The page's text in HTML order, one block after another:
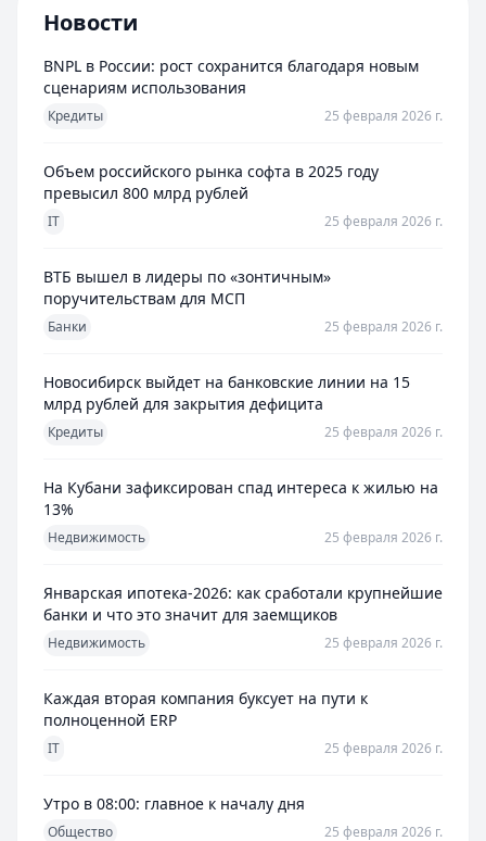
Новости
BNPL в России: рост сохранится благодаря новым
сценариям использования
Кредиты 25 февраля 2026 г.
Объем российского рынка софта в 2025 году
превысил 800 млрд рублей
IT 25 февраля 2026 г.
ВТБ вышел в лидеры по «зонтичным»
поручительствам для МСП
Банки 25 февраля 2026 г.
Новосибирск выйдет на банковские линии на 15
млрд рублей для закрытия дефицита
Кредиты 25 февраля 2026 г.
На Кубани зафиксирован спад интереса к жилью на
13%
Недвижимость 25 февраля 2026 г.
Январская ипотека-2026: как сработали крупнейшие
банки и что это значит для заемщиков
Недвижимость 25 февраля 2026 г.
Каждая вторая компания буксует на пути к
полноценной ERP
IT 25 февраля 2026 г.
Утро в 08:00: главное к началу дня
Общество 25 февраля 2026 г.